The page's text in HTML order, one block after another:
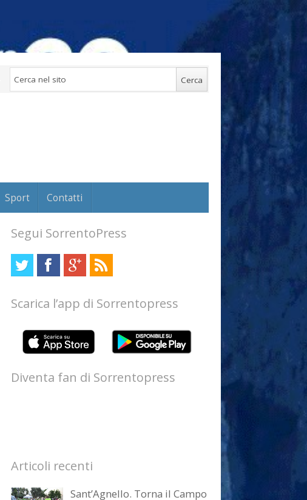
Sport Contatti
Segui SorrentoPress
Scarica l’app di Sorrentopress
Diventa fan di Sorrentopress
Articoli recenti
Sant’Agnello. Torna il Campo